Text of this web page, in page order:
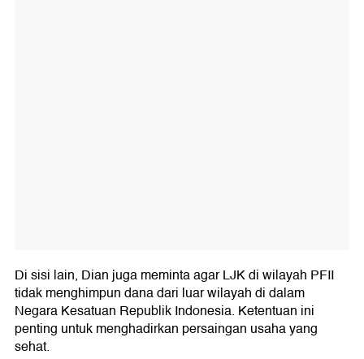
Di sisi lain, Dian juga meminta agar LJK di wilayah PFII
tidak menghimpun dana dari luar wilayah di dalam
Negara Kesatuan Republik Indonesia. Ketentuan ini
penting untuk menghadirkan persaingan usaha yang
sehat.